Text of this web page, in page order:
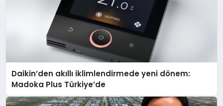
Daikin’den akıllı iklimlendirmede yeni dönem:
Madoka Plus Türkiye’de